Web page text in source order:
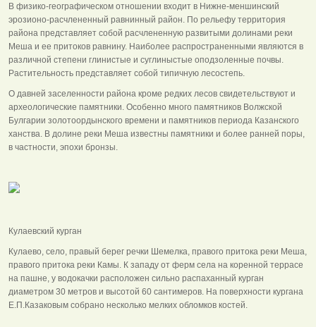
В физико-географическом отношении входит в Нижне-меншинский
эрозионо-расчлененный равнинный район. По рельефу территория
района представляет собой расчлененную развитыми долинами реки
Меша и ее притоков равнину. Наиболее распространенными являются в
различной степени глинистые и суглиныстые оподзоленные почвы.
Растительность представляет собой типичную лесостепь.
О давней заселенности района кроме редких лесов свидетельствуют и
археологические памятники. Особенно много памятников Волжской
Булгарии золотоордынского времени и памятников периода Казанского
ханства. В долине реки Меша известны памятники и более ранней поры,
в частности, эпохи бронзы.
Кулаевский курган
Кулаево, село, правый берег речки Шемелка, правого притока реки Меша,
правого притока реки Камы. К западу от ферм села на коренной террасе
на пашне, у водокачки расположен сильно распаханный курган
диаметром 30 метров и высотой 60 сантимеров. На поверхности кургана
Е.П.Казаковым собрано несколько мелких обломков костей.